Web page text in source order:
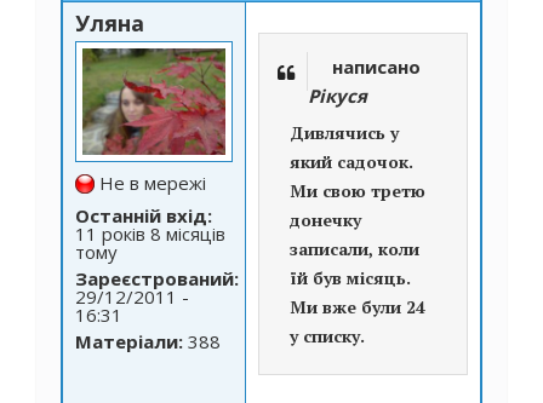
Уляна
Не в мережі
Останній вхід:
11 років 8 місяців
тому
Зареєстрований:
29/12/2011 -
16:31
Матеріали: 388
написано
Рікуся
Дивлячись у
який садочок.
Ми свою третю
донечку
записали, коли
їй був місяць.
Ми вже були 24
у списку.